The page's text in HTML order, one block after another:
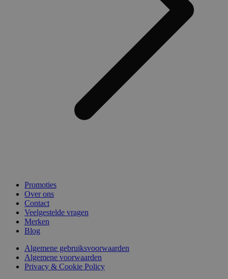
Promoties
Over ons
Contact
Veelgestelde vragen
Merken
Blog
Algemene gebruiksvoorwaarden
Algemene voorwaarden
Privacy & Cookie Policy